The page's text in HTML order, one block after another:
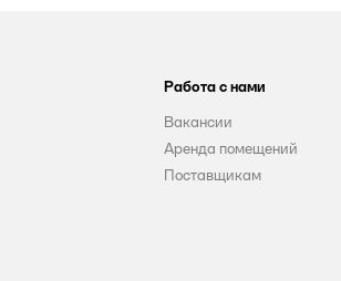
Работа с нами
Вакансии
Аренда помещений
Поставщикам